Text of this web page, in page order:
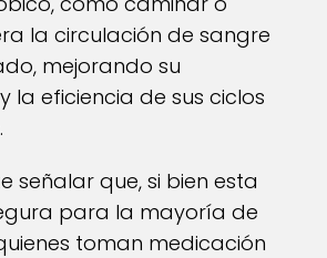
la circulación de sangre
mejorando su
la eficiencia de sus ciclos
señalar que, si bien esta
para la mayoría de
toman medicación